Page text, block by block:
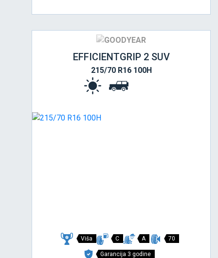
EFFICIENTGRIP 2 SUV
215/70 R16 100H
Viša C A 70
Garancija 3 godine